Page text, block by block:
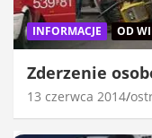
INFORMACJE OD
Zderzenie
13 czerwca 2014